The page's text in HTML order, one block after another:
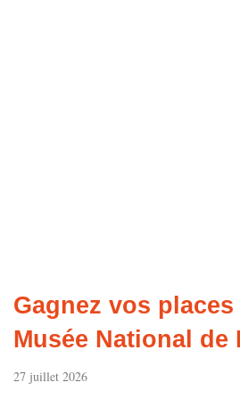
Gagnez vos
Musée National de
27 juillet 2026